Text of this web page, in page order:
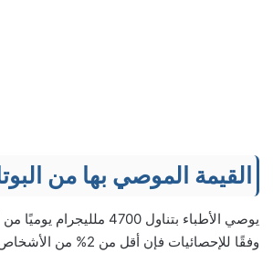
القيمة الموصي بها من
يوصي الأطباء بتناول 4700
وفقًا للإحصائيات فإن أقل من